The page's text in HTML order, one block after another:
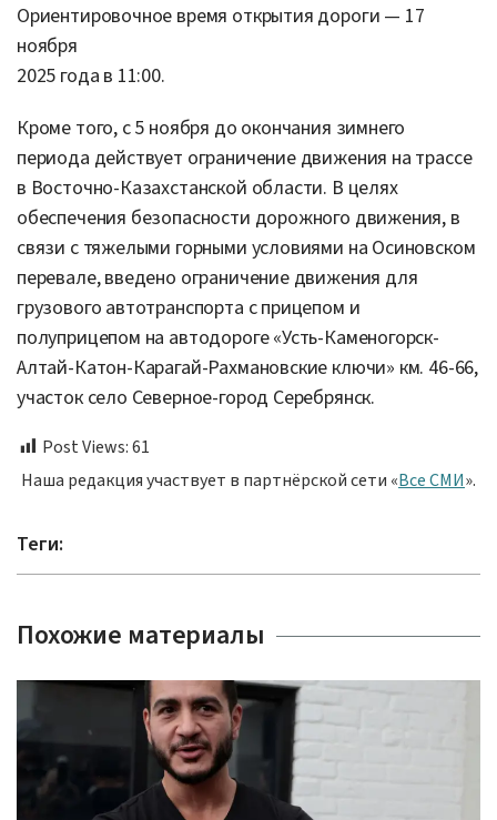
Ориентировочное время открытия дороги — 17
ноября
2025 года в 11:00.
Кроме того, с 5 ноября до окончания зимнего
периода действует ограничение движения на трассе
в Восточно-Казахстанской области. В целях
обеспечения безопасности дорожного движения, в
связи с тяжелыми горными условиями на Осиновском
перевале, введено ограничение движения для
грузового автотранспорта с прицепом и
полуприцепом на автодороге «Усть-Каменогорск-
Алтай-Катон-Карагай-Рахмановские ключи» км. 46-66,
участок село Северное-город Серебрянск.
Post Views:61
Наша редакция участвует в партнёрской сети «Все СМИ».
Теги:
Похожие материалы